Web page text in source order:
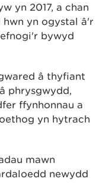
yn 2017, a chan
hwn yn ogystal â'r
bywyd
â thyfiant
phrysgwydd,
ffynhonnau a
yn hytrach
mawn
newydd